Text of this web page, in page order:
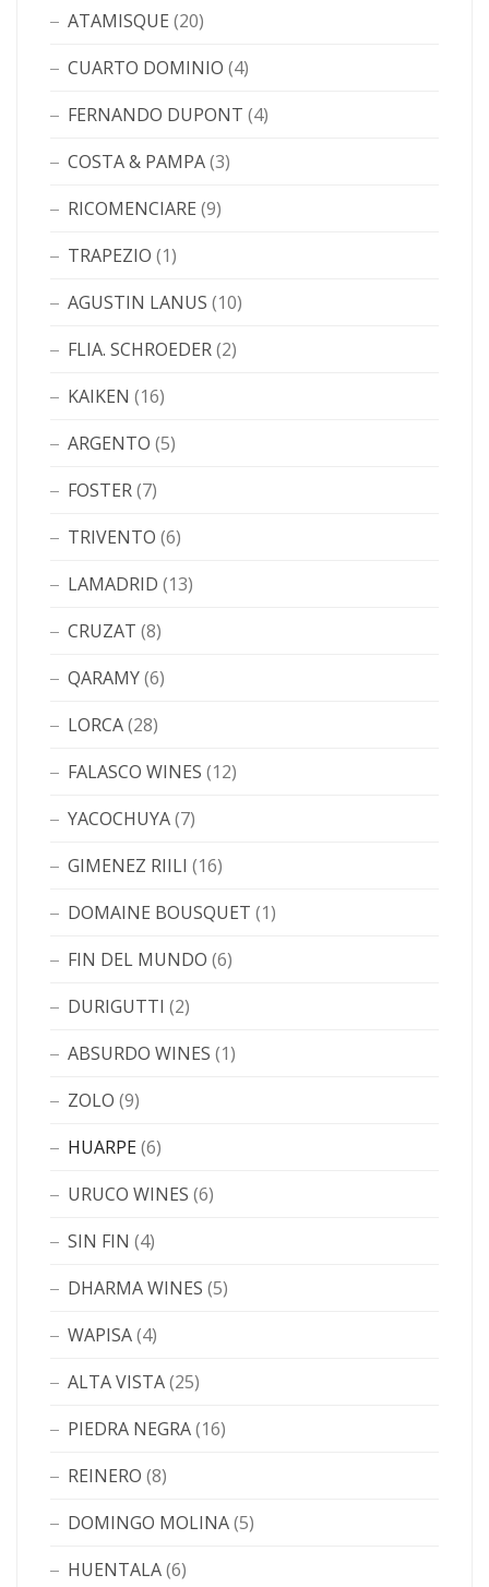
ATAMISQUE (20)
CUARTO DOMINIO (4)
FERNANDO DUPONT (4)
COSTA & PAMPA(3)
RICOMENCIARE (9)
TRAPEZIO (1)
AGUSTIN LANUS (10)
FLIA. SCHROEDER(2)
KAIKEN (16)
ARGENTO (5)
FOSTER(7)
TRIVENTO (6)
LAMADRID (13)
CRUZAT (8)
QARAMY(6)
LORCA(28)
FALASCO WINES (12)
YACOCHUYA(7)
GIMENEZ RIILI (16)
DOMAINE BOUSQUET (1)
FIN DEL MUNDO (6)
DURIGUTTI (2)
ABSURDO WINES (1)
ZOLO (9)
HUARPE(6)
URUCO WINES (6)
SIN FIN (4)
DHARMA WINES (5)
WAPISA(4)
ALTA VISTA(25)
PIEDRA NEGRA(16)
REINERO (8)
DOMINGO MOLINA(5)
HUENTALA(6)